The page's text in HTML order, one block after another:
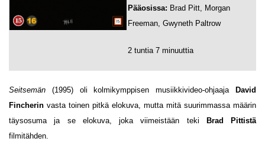
Pääosissa: Brad Pitt, Morgan
Freeman, Gwyneth Paltrow
2 tuntia 7 minuuttia
Seitsemän (1995) oli kolmikymppisen musiikkivideo-ohjaaja
David
Fincherin vasta toinen pitkä elokuva, mutta mitä suurimmassa määrin
täysosuma ja se elokuva, joka viimeistään teki
Brad Pittistä
filmitähden.